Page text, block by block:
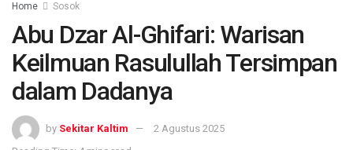
Home Sosok
Abu Dzar Al-Ghifari: Warisan
Keilmuan Rasulullah Tersimpan
dalam Dadanya
by Sekitar Kaltim
2 Agustus 2025